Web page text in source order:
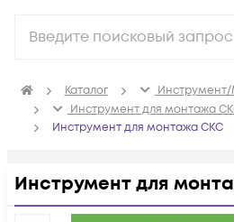
Каталог
Инструмент для монтажа
Инструмент для монтажа СКС
Инструмент для